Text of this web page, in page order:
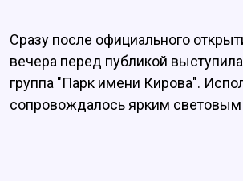
Сразу после официального
вечера перед публикой
группа "Парк имени Кирова".
сопровождалось ярким